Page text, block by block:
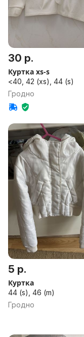
30 р.
Куртка xs-s
<40, 42 (xs), 44 (s)
Гродно
5 р.
Куртка
44 (s), 46 (m)
Гродно